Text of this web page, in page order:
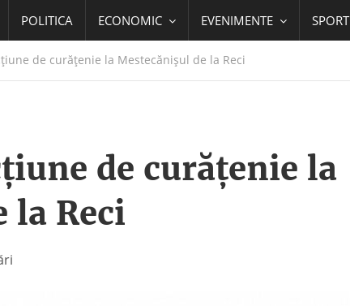
POLITICA ECONOMIC EVENIMENTE SPORT
de curățenie la Mestecănișul de la Reci
de curățenie la
la Reci